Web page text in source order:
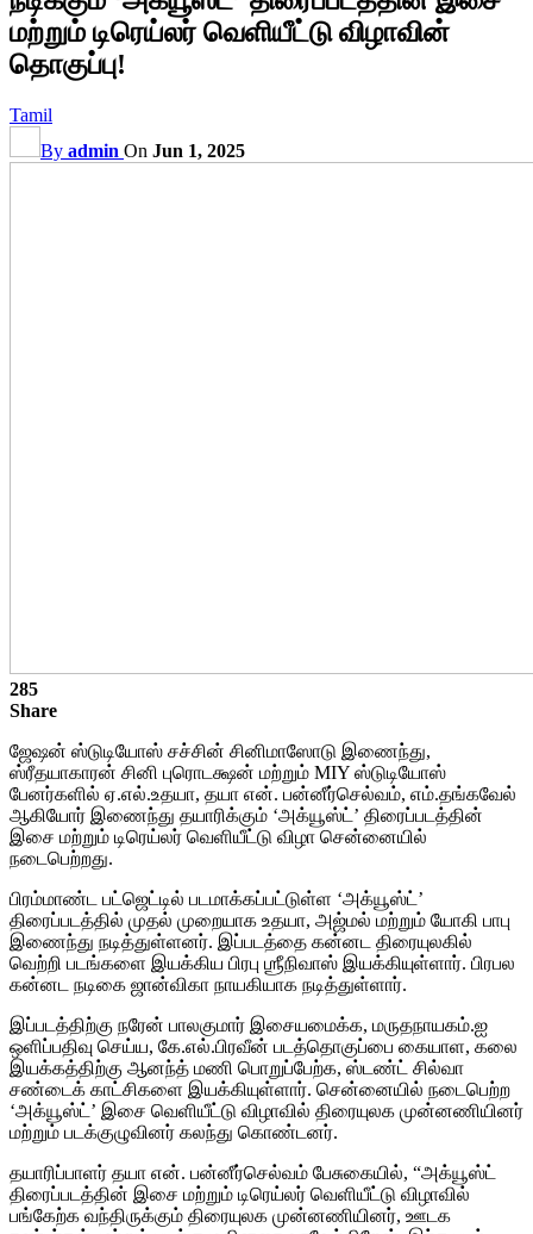
மற்றும் டிரெய்லர் வெளியீட்டு விழாவின்
தொகுப்பு!
Tamil
By admin On Jun 1, 2025
285
Share
ஜேஷன் ஸ்டுடியோஸ் சச்சின் சினிமாஸோடு இணைந்து,
ஸ்ரீதயாகாரன் சினி புரொடக்ஷன் மற்றும் MIY ஸ்டுடியோஸ்
பேனர்களில் ஏ.எல்.உதயா, தயா என். பன்னீர்செல்வம், எம்.தங்கவேல்
ஆகியோர் இணைந்து தயாரிக்கும் ‘அக்யூஸ்ட்’ திரைப்படத்தின்
இசை மற்றும் டிரெய்லர் வெளியீட்டு விழா சென்னையில்
நடைபெற்றது.
பிரம்மாண்ட பட்ஜெட்டில் படமாக்கப்பட்டுள்ள ‘அக்யூஸ்ட்’
திரைப்படத்தில் முதல் முறையாக உதயா, அஜ்மல் மற்றும் யோகி பாபு
இணைந்து நடித்துள்ளனர். இப்படத்தை கன்னட திரையுலகில்
வெற்றி படங்களை இயக்கிய பிரபு ஶ்ரீநிவாஸ் இயக்கியுள்ளார். பிரபல
கன்னட நடிகை ஜான்விகா நாயகியாக நடித்துள்ளார்.
இப்படத்திற்கு நரேன் பாலகுமார் இசையமைக்க, மருதநாயகம்.ஐ
ஒளிப்பதிவு செய்ய, கே.எல்.பிரவீன் படத்தொகுப்பை கையாள, கலை
இயக்கத்திற்கு ஆனந்த் மணி பொறுப்பேற்க, ஸ்டண்ட் சில்வா
சண்டைக் காட்சிகளை இயக்கியுள்ளார். சென்னையில் நடைபெற்ற
‘அக்யூஸ்ட்’ இசை வெளியீட்டு விழாவில் திரையுலக முன்னணியினர்
மற்றும் படக்குழுவினர் கலந்து கொண்டனர்.
தயாரிப்பாளர் தயா என். பன்னீர்செல்வம் பேசுகையில், “அக்யூஸ்ட்
திரைப்படத்தின் இசை மற்றும் டிரெய்லர் வெளியீட்டு விழாவில்
பங்கேற்க வந்திருக்கும் திரையுலக முன்னணியினர், ஊடக